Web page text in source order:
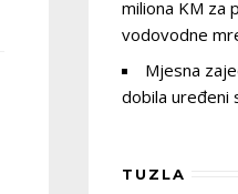
miliona KM za
vodovodne
Mjesna
dobila uređeni
TUZLA